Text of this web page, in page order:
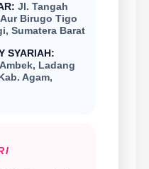
Jl. Tangah
Birugo Tigo
Sumatera Barat
SYARIAH:
Ladang
Agam,